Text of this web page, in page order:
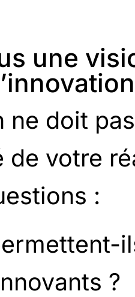
une
ne doit
de votre
:
?